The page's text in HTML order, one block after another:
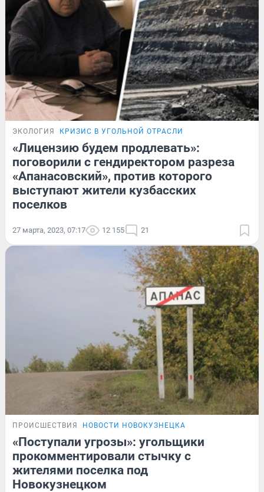
ЭКОЛОГИЯ КРИЗИС В УГОЛЬНОЙ ОТРАСЛИ
«Лицензию будем продлевать»:
поговорили с гендиректором разреза
«Апанасовский», против которого
выступают жители кузбасских
поселков
27 марта, 2023, 07:17 12 155 21
ПРОИСШЕСТВИЯ НОВОСТИ НОВОКУЗНЕЦКА
«Поступали угрозы»: угольщики
прокомментировали стычку с
жителями поселка под
Новокузнецком